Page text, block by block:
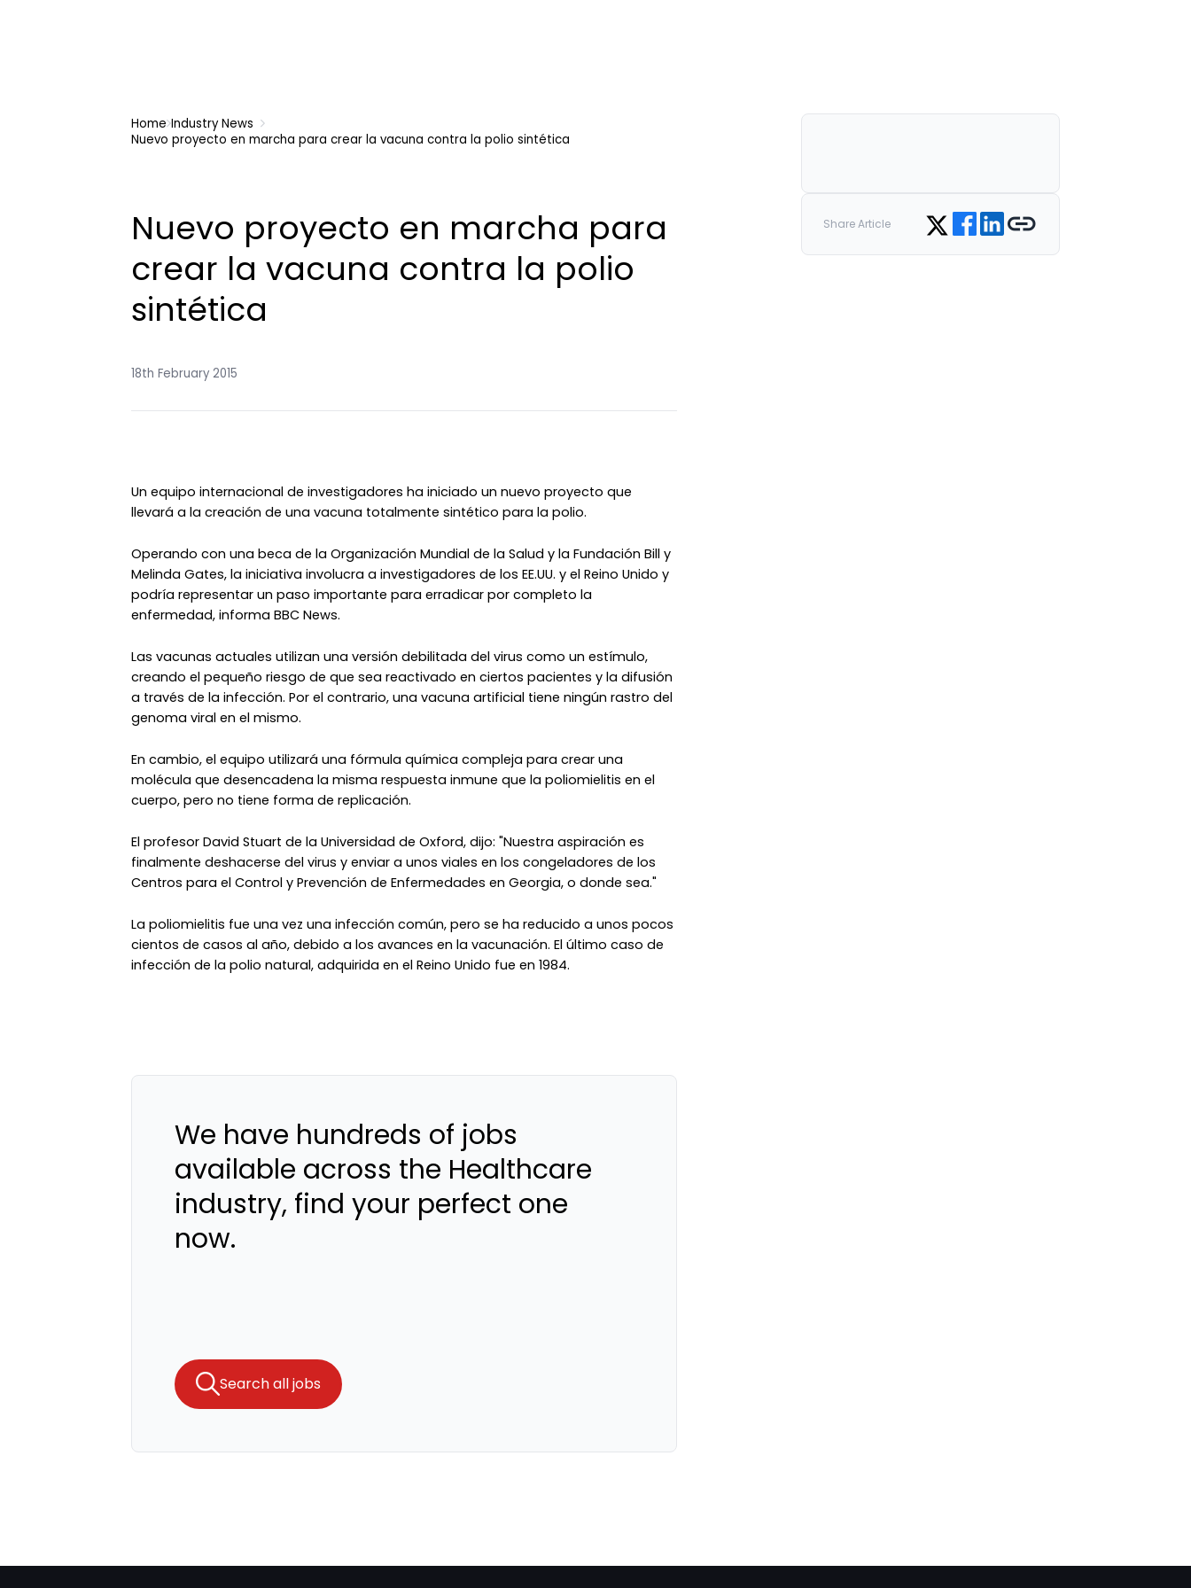
Home Industry News
Nuevo proyecto en marcha para crear la vacuna contra la polio sintética
Nuevo proyecto en marcha para
crear la vacuna contra la polio
sintética
18th February 2015
Un equipo internacional de investigadores ha iniciado un nuevo proyecto que
llevará a la creación de una vacuna totalmente sintético para la polio.
Operando con una beca de la Organización Mundial de la Salud y la Fundación Bill y
Melinda Gates, la iniciativa involucra a investigadores de los EE.UU. y el Reino Unido y
podría representar un paso importante para erradicar por completo la
enfermedad, informa BBC News.
Las vacunas actuales utilizan una versión debilitada del virus como un estímulo,
creando el pequeño riesgo de que sea reactivado en ciertos pacientes y la difusión
a través de la infección. Por el contrario, una vacuna artificial tiene ningún rastro del
genoma viral en el mismo.
En cambio, el equipo utilizará una fórmula química compleja para crear una
molécula que desencadena la misma respuesta inmune que la poliomielitis en el
cuerpo, pero no tiene forma de replicación.
El profesor David Stuart de la Universidad de Oxford, dijo: "Nuestra aspiración es
finalmente deshacerse del virus y enviar a unos viales en los congeladores de los
Centros para el Control y Prevención de Enfermedades en Georgia, o donde sea."
La poliomielitis fue una vez una infección común, pero se ha reducido a unos pocos
cientos de casos al año, debido a los avances en la vacunación. El último caso de
infección de la polio natural, adquirida en el Reino Unido fue en 1984.
We have hundreds of jobs
available across the Healthcare
industry, find your perfect one
now.
Search all jobs
Share Article Share on Twitter
Share on Facebook
Share on LinkedIn
Copy link